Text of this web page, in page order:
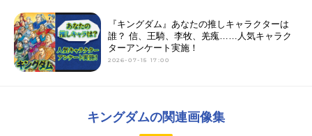
『キングダム』あなたの推しキャラクターは
誰？ 信、王騎、李牧、羌瘣……人気キャラク
ターアンケート実施！
2026-07-15 17:00
キングダムの関連画像集